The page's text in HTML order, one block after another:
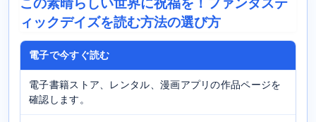
この素晴らしい世界に祝福を！ファンタステ
ィックデイズを読む方法の選び方
電子で今すぐ読む
電子書籍ストア、レンタル、漫画アプリの作品ページを
確認します。